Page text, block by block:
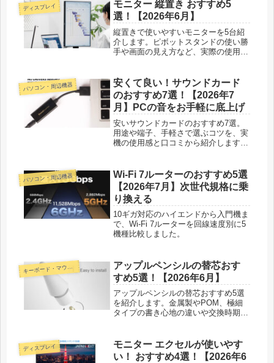
ディスプレイ
モニター 縦置き おすすめ5
選！【2026年6月】
縦置きで使いやすいモニターを5台紹
介します。ピボットスタンドの使い勝
手や画面の見え方など、実際の使用感
パソコン・周辺機器
安くて良い！サウンドカード
のおすすめ7選！【2026年7
月】PCの音をお手軽に底上げ
安いサウンドカードのおすすめ7選。
用途や端子、手軽さで選ぶコツを、実
機の使用感と口コミから紹介します。
パソコン・周辺機器
Wi-Fi 7ルーターのおすすめ5選
【2026年7月】次世代規格に乗
り換える
10ギガ対応のハイエンドから入門機ま
で、Wi-Fi 7ルーターを回線速度別に5
機種比較しました。
キーボード・マウス・入力機器
アップルペンシルの替芯おす
すめ5選！【2026年6月】
アップルペンシルの替芯おすすめ5選
を紹介します。金属製やPOM、極細
タイプの書き心地の違いや交換時期、
ディスプレイ
モニター エクセルが使いやす
い！ おすすめ4選！【2026年6